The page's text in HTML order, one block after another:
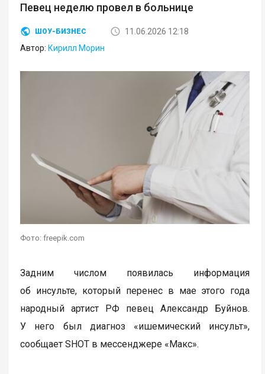
Певец неделю провел в больнице
ШОУ-БИЗНЕС
11.06.2026 12:18
Автор:Кирилл Морин
Фото: freepik.com
Задним числом появилась информация
об инсульте, который перенес в мае этого года
народный артист РФ певец Александр Буйнов.
У него был диагноз «ишемический инсульт»,
сообщает SHOT в мессенджере «Макс».